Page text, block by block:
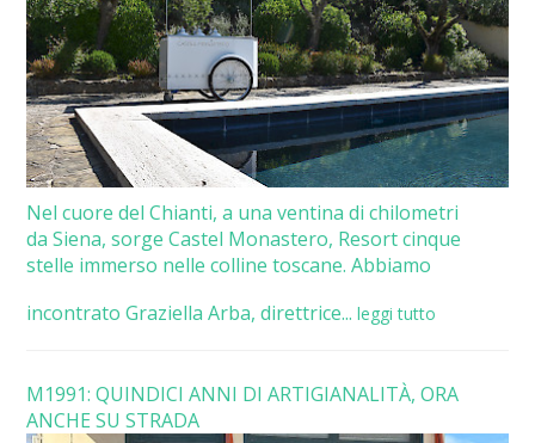
Nel cuore del Chianti, a una ventina di chilometri
da Siena, sorge Castel Monastero, Resort cinque
stelle immerso nelle colline toscane. Abbiamo
incontrato Graziella Arba, direttrice... leggi tutto
M1991: QUINDICI ANNI DI ARTIGIANALITÀ, ORA
ANCHE SU STRADA